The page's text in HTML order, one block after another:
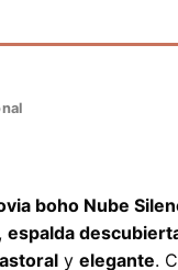
boho Nube
, espalda
y elegante.